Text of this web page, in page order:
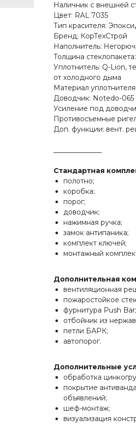
Наличник с внешней
Цвет: RAL 7035
Тип красителя:
Бренд: КорТехСтрой
Наполнитель:
Толщина
Уплотнитель: Q-Lion,
от холодного дыма
Материал
Доводчик: Notedo-065
Усиление под
Противосъемные
Доп. функции: вент.
Стандартная
полотно;
коробка;
порог;
доводчик;
нажимная ручка;
замок антипаника;
комплект ключей;
монтажный
Дополнительная
вентиляционная
пожаростойкое
фурнитура Push Bar;
отбойник из
петли БАРК;
автопорог.
Дополнительные
обработка
покрытие
объявлений;
шеф-монтаж;
визуализация